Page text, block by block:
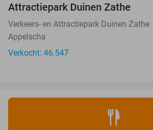
Attractiepark Duinen Zathe
Verkeers- en Attractiepark Duinen Zathe
Appelscha
Verkocht: 46.547